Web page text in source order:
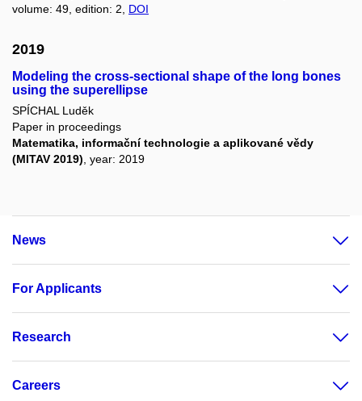
volume: 49, edition: 2, DOI
2019
Modeling the cross-sectional shape of the long bones
using the superellipse
SPÍCHAL Luděk
Paper in proceedings
Matematika, informační technologie a aplikované vědy
(MITAV 2019) , year: 2019
News
For Applicants
Research
Careers